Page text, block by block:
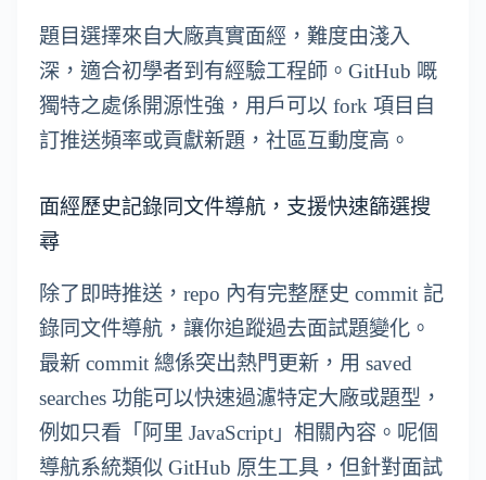
題目選擇來自大廠真實面經，難度由淺入
深，適合初學者到有經驗工程師。GitHub 嘅
獨特之處係開源性強，用戶可以 fork 項目自
訂推送頻率或貢獻新題，社區互動度高。
面經歷史記錄同文件導航，支援快速篩選搜
尋
除了即時推送，repo 內有完整歷史 commit 記
錄同文件導航，讓你追蹤過去面試題變化。
最新 commit 總係突出熱門更新，用 saved
searches 功能可以快速過濾特定大廠或題型，
例如只看「阿里 JavaScript」相關內容。呢個
導航系統類似 GitHub 原生工具，但針對面試